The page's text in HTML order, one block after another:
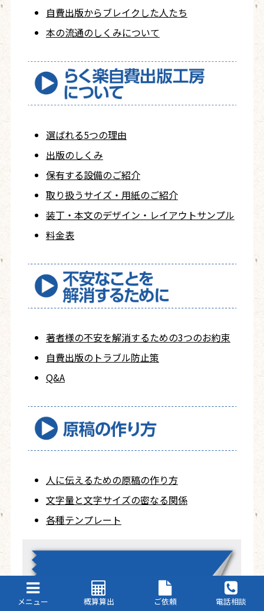
自費出版からブレイクした人たち
本の流通のしくみについて
選ばれる5つの理由
出版のしくみ
保有する設備のご紹介
取り扱うサイズ・用紙のご紹介
装丁・本文のデザイン・レイアウトサンプル
料金表
著者様の不安を解消するための3つのお約束
自費出版の トラブル防止策
Q&A
人に伝えるための原稿の作り方
文字量と文字サイズの密なる関係
各種テンプレート
メニュー 概算算出 ご依頼 電話相談